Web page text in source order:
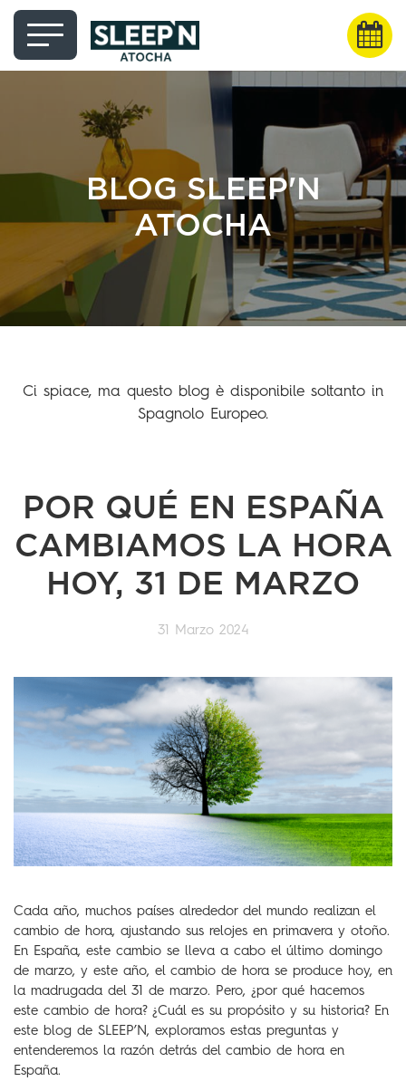
BLOG SLEEP'N
ATOCHA
Ci spiace, ma questo blog è disponibile soltanto in
Spagnolo Europeo.
POR QUÉ EN ESPAÑA
CAMBIAMOS LA HORA
HOY, 31 DE MARZO
31 Marzo 2024
Cada año, muchos países alrededor del mundo realizan el
cambio de hora, ajustando sus relojes en primavera y otoño.
En España, este cambio se lleva a cabo el último domingo
de marzo, y este año, el cambio de hora se produce hoy, en
la madrugada del 31 de marzo. Pero, ¿por qué hacemos
este cambio de hora? ¿Cuál es su propósito y su historia? En
este blog de SLEEP’N, exploramos estas preguntas y
entenderemos la razón detrás del cambio de hora en
España.